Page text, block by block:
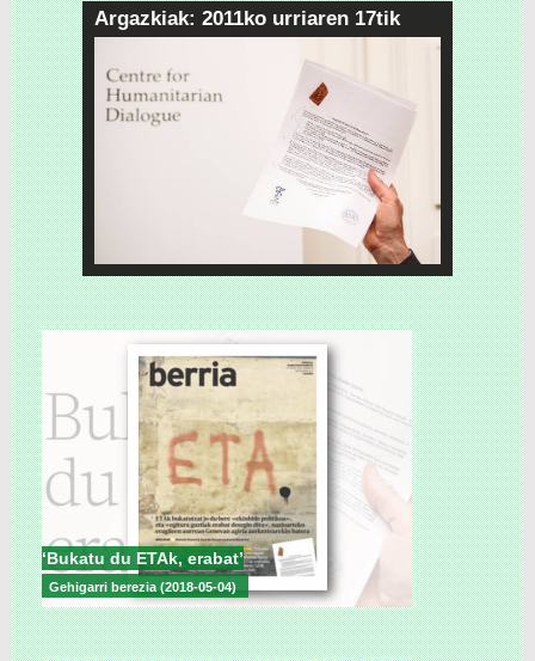
Argazkiak: 2011ko urriaren 17tik
‘Bukatu du ETAk, erabat’
Gehigarri berezia (2018-05-04)